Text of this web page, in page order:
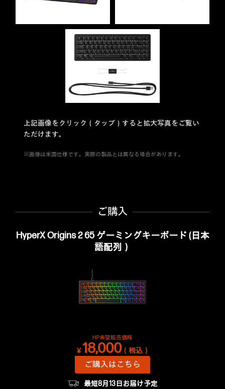
上記画像をクリック（タップ）すると拡大写真をご覧い
ただけます。
※画像は米国仕様です。実際の製品とは異なる場合があります。
ご購入
HyperX Origins 2 65 ゲーミングキーボード (日本
語配列）
HP希望販売価格
￥18,000（税込）
ご購入はこちら
最短8月13日お届け予定